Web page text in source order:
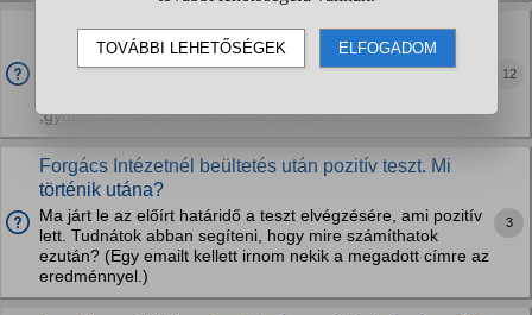
Sokadik beültetés sem sikerül?!?!
Kedves lombikosok! Most azoktól kérdeznék, akiknek a
,gyönyörű 5 napos embriókkal, mégsem...
12
Forgács Intézetnél beültetés után pozitív teszt. Mi
történik utána?
Ma járt le az előírt határidő a teszt elvégzésére, ami pozitív
lett. Tudnátok abban segíteni, hogy mire számíthatok
ezután? (Egy emailt kellett irnom nekik a megadott címre az
eredménnyel.)
3